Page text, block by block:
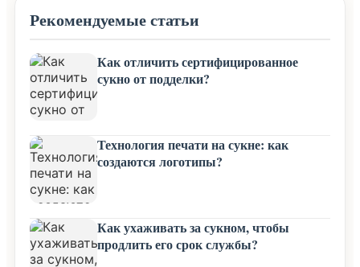
Рекомендуемые статьи
Как отличить сертифицированное
сукно от подделки?
Технология печати на сукне: как
создаются логотипы?
Как ухаживать за сукном, чтобы
продлить его срок службы?